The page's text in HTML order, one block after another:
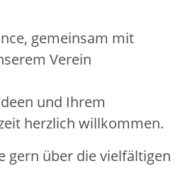
gemeinsam mit
Verein
und Ihrem
herzlich willkommen.
gern über die vielfältigen